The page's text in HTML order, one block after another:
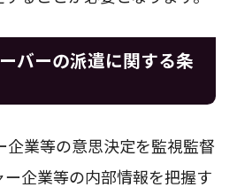
バーの派遣に関する条
企業等の意思決定を監視監督
企業等の内部情報を把握す